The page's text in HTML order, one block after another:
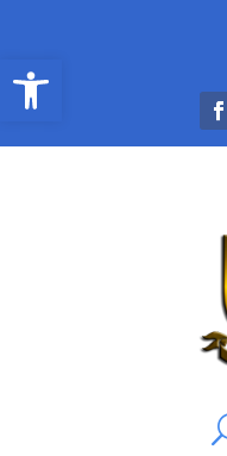
Abrir barra de herramientas